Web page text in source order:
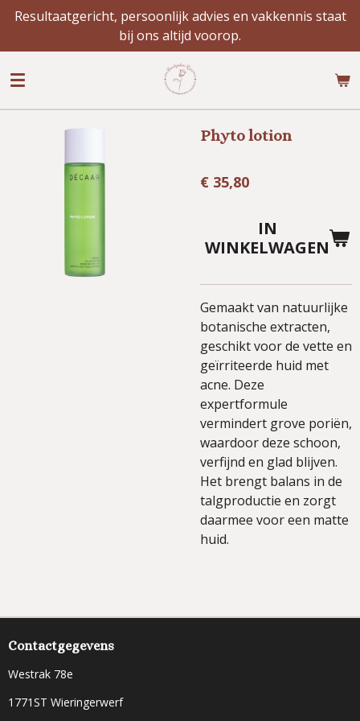
Ga
naar
de
Resultaatgericht, persoonlijk advies en vakkennis staat
bij ons altijd voorop.
Phyto lotion
€ 35,80
IN
WINKELWAGEN
Gemaakt van natuurlijke
botanische extracten,
geschikt voor de vette en
geïrriteerde huid met
acne. Deze
expertformule
vermindert grove poriën,
waardoor deze schoon,
verfijnd en glad blijven.
Het brengt balans in de
talgproductie en zorgt
daarmee voor een matte
huid.
Contactgegevens
Westrak 78e
1771ST Wieringerwerf